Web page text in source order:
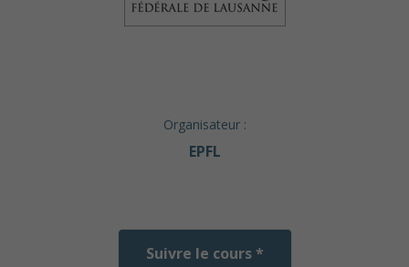
Organisateur :
EPFL
Suivre le cours *